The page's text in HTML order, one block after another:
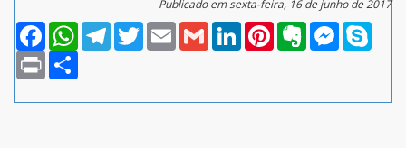
Publicado em sexta-feira, 16 de junho de 2017
FacebookWhatsAppTelegramTwitterEmail Gmail LinkedInPinterestEvernoteMessenger
Print